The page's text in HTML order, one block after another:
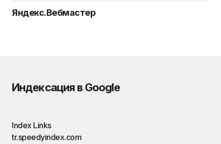
Яндекс.Вебмастер
Индексация в Google
Index Links
tr.speedyindex.com